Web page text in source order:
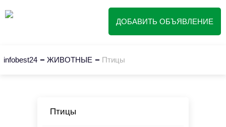
ДОБАВИТЬ ОБЪЯВЛЕНИЕ
infobest24 ЖИВОТНЫЕ Птицы
Птицы